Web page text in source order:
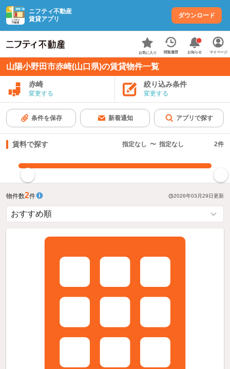
ニフティ不動産
賃貸アプリ
ダウンロード
お気に入り 閲覧履歴 お知らせ マイページ
山陽小野田市赤崎(山口県)の賃貸物件一覧
赤崎
変更する
絞り込み条件
変更する
条件を保存 新着通知 アプリで探す
賃料で探す 指定なし 〜 指定なし 2件
物件数2件 2026年03月29日更新